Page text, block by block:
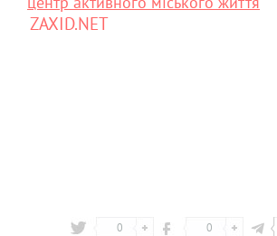
ZAXID.NET
0 0